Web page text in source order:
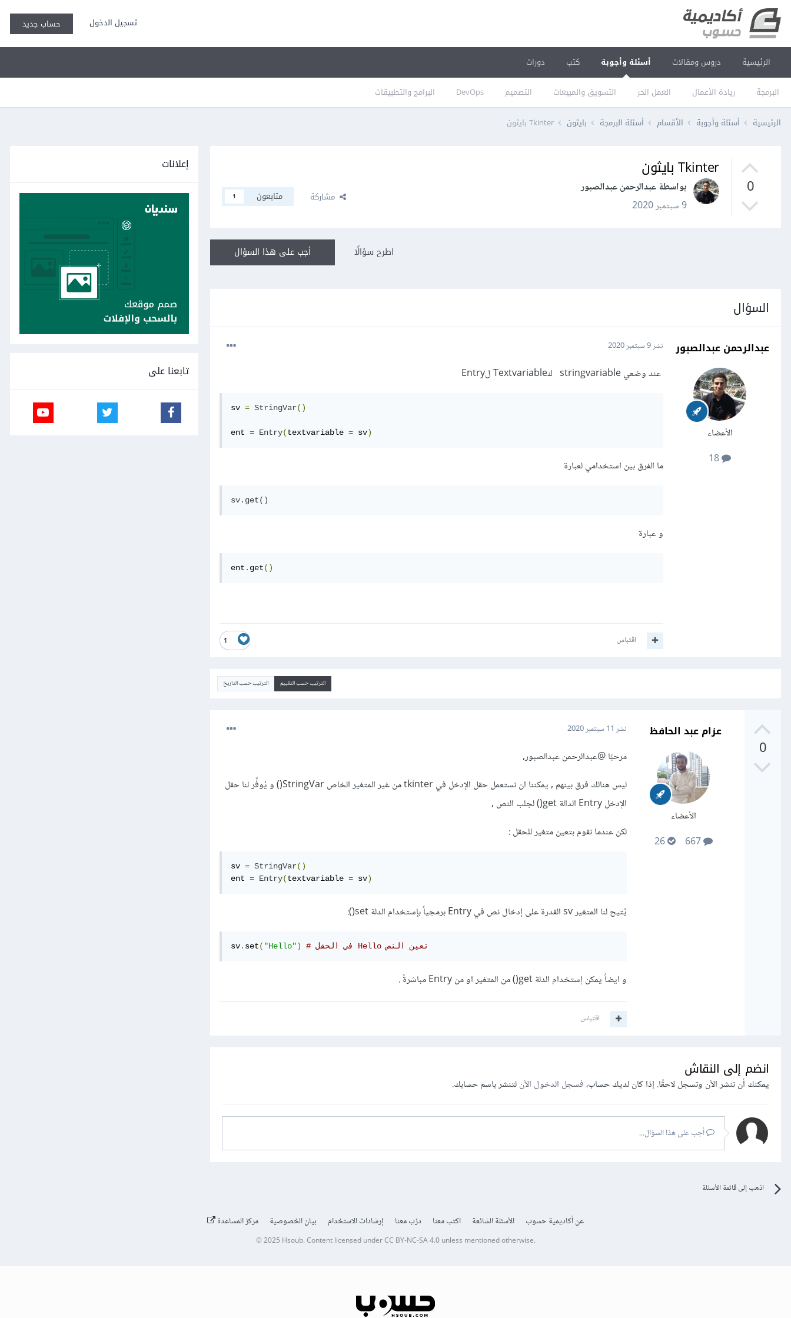
تسجيل الدخول حساب جديد
الرئيسية دروس ومقالات أسئلة وأجوبة
البرمجة ريادة الأعمال العمل الحر التسويق والمبيعات التصميم DevOps البرامج والتطبيقات
كتب دورات
الرئيسية أسئلة وأجوبة الأقسام أسئلة البرمجة بايثون Tkinter بايثون
0
Tkinter بايثون
بواسطة عبدالرحمن عبدالصبور
9 سبتمبر 2020
مشاركة متابعون 1
أجب على هذا السؤال اطرح سؤالًا
السؤال
عبدالرحمن عبدالصبور
الأعضاء
نشر9 سبتمبر 2020
عند وضعي stringvariable كTextvariable لEntry
sv = StringVar()
ent = Entry(textvariable = sv)
ما الفرق بين استخدامي لعبارة
sv.get()
و عبارة
ent . get()
1 اقتباس
الترتيب حسب التقييم الترتيب حسب التاريخ
0
عزام عبد الحافظ
الأعضاء
667
26
نشر 11 سبتمبر 2020
مرحبًا@عبدالرحمن عبدالصبور,
ليس هنالك فرق بينهم , يمكننا ان نستعمل حقل الإدخل في tkinter من غير المتغير الخاص StringVar() و يُوفٍّر لنا حقل
الإدخل Entry الدالة get() لجلب النص ,
لكن عندما نقوم بتعين متغير للحقل :
sv = StringVar()
ent = Entry(textvariable = sv)
يُتيح لنا المتغير sv القدرة على إدخال نص في Entry برمجياً بإستخدام الدلة set():
sv. set( "Hello")
و ايضاً يمكن إستخدام الدلة get() من المتغير او من Entry مباشرةً .
اقتباس
انضم إلى النقاش
يمكنك أن تنشر الآن وتسجل لاحقًا. إذا كان لديك حساب،فسجل الدخول الآنلتنشر باسم حسابك.
أجب على هذا السؤال...
اذهب إلى قائمة الأسئلة
إعلانات
تابعنا على
عن أكاديمية حسوب الأسئلة الشائعة اكتب معنا درّب معنا إرشادات الاستخدام بيان الخصوصية مركز المساعدة
© 2025 Hsoub.Content licensed underCC BY-NC-SA 4.0unless mentioned otherwise.